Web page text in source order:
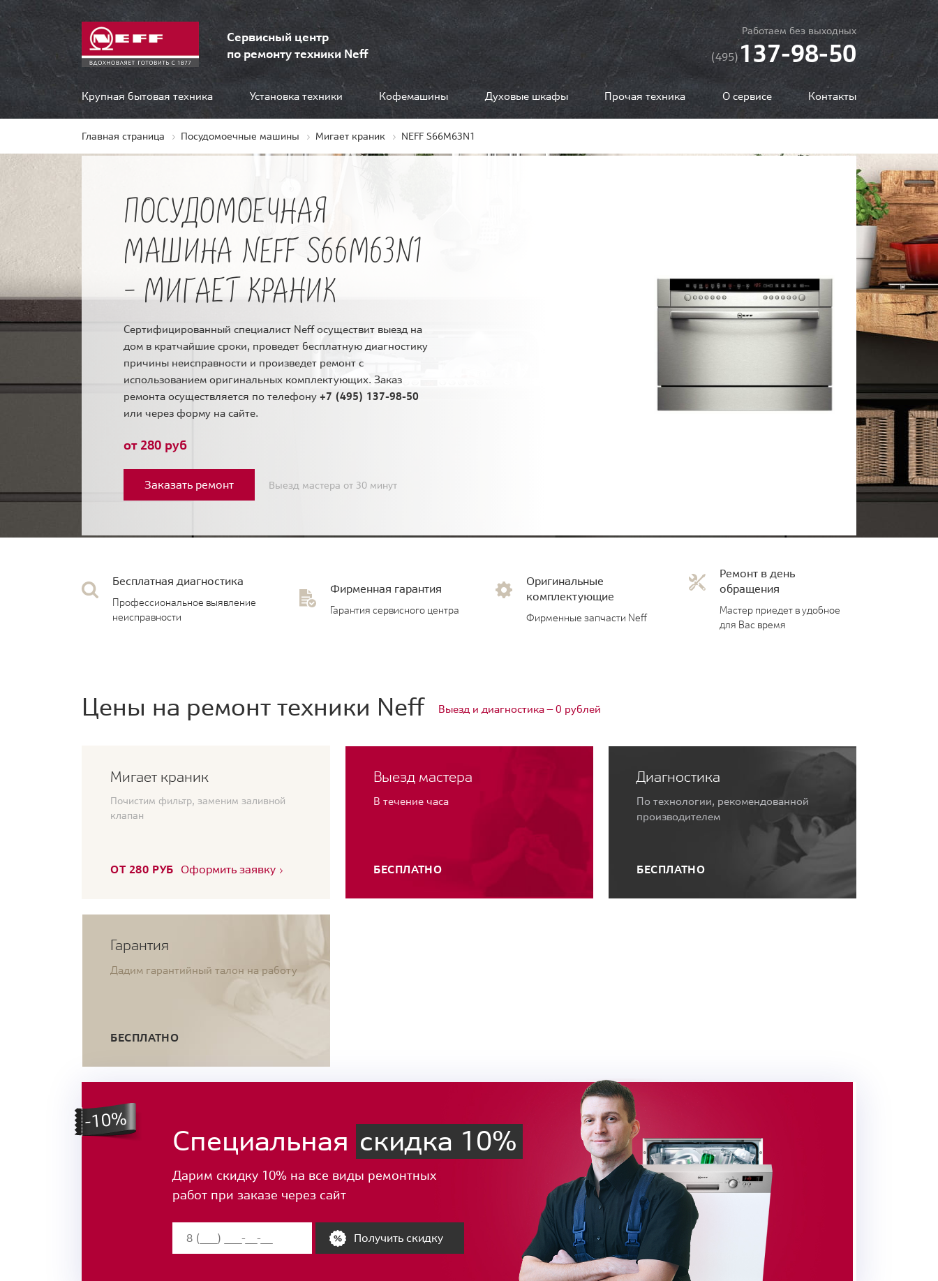
Сервисный центр
по ремонту техники Neff
Работаем без выходных
(495)137-98-50
Крупная бытовая техника Установка техники Кофемашины Духовые шкафы Прочая техника О сервисе Контакты
Главная страница Посудомоечные машины Мигает краник NEFF S66M63N1
ПОСУДОМОЕЧНАЯ
МАШИНА NEFF S66M63N1
- МИГАЕТ КРАНИК
Сертифицированный специалист Neff осуществит выезд на
дом в кратчайшие сроки, проведет бесплатную диагностику
причины неисправности и произведет ремонт с
использованием оригинальных комплектующих. Заказ
ремонта осуществляется по телефону +7 (495) 137-98-50
или через форму на сайте.
от 280 руб
Заказать ремонт Выезд мастера от 30 минут
Бесплатная диагностика
Профессиональное выявление
неисправности
Фирменная гарантия
Гарантия сервисного центра
Оригинальные
комплектующие
Фирменные запчасти Neff
Ремонт в день
обращения
Мастер приедет в удобное
для Вас время
Цены на ремонт техники Neff Выезд и диагностика — 0 рублей
Мигает краник
Почистим фильтр, заменим заливной
клапан
ОТ 280 РУБ Оформить заявку
Выезд мастера
В течение часа
БЕСПЛАТНО
Диагностика
По технологии, рекомендованной
производителем
БЕСПЛАТНО
Гарантия
Дадим гарантийный талон на работу
БЕСПЛАТНО
Специальная скидка 10%
Дарим скидку 10% на все виды ремонтных
работ при заказе через сайт
Получить скидку